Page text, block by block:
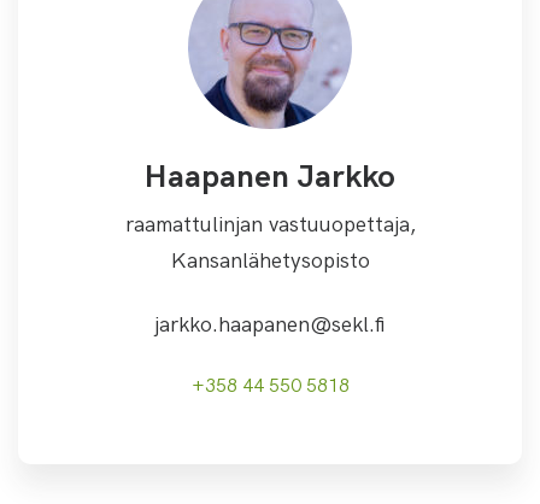
Haapanen Jarkko
raamattulinjan vastuuopettaja,
Kansanlähetysopisto
jarkko.haapanen@sekl.fi
+358 44 550 5818